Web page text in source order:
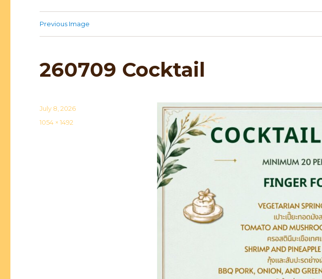
Previous Image
260709 Cocktail
Posted
on
July 8, 2026
Full
1054 × 1492